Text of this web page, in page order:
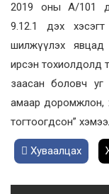
2019 оны А/101
9.12.1 дэх
шилжүүлэх явцад
ирсэн тохиолдолд
заасан боловч уг
амаар доромжлон,
тогтоогдсон”
Хуваалцах